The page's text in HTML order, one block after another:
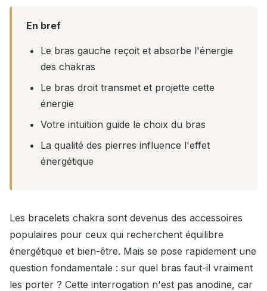
En bref
Le bras gauche reçoit et absorbe l'énergie
des chakras
Le bras droit transmet et projette cette
énergie
Votre intuition guide le choix du bras
La qualité des pierres influence l'effet
énergétique
Les bracelets chakra sont devenus des accessoires
populaires pour ceux qui recherchent équilibre
énergétique et bien-être. Mais se pose rapidement une
question fondamentale : sur quel bras faut-il vraiment
les porter ? Cette interrogation n'est pas anodine, car